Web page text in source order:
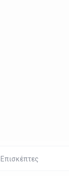
Επισκέπτες